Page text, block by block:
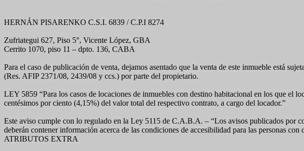
HERNÁN PISARENKO C.S.I. 6839 / C.P.I 8274
Zufriategui 627, Piso 5°, Vicente López, GBA
Cerrito 1070, piso 11 – dpto. 136, CABA
Para el caso de publicación de venta, dejamos asentado que la venta de este inmueble está
(Res. AFIP 2371/08, 2439/08 y ccs.) por parte del propietario.
LEY 5859 “Para los casos de locaciones de inmuebles con destino habitacional en los que el
centésimos por ciento (4,15%) del valor total del respectivo contrato, a cargo del locador.”
Este aviso cumple con lo regulado en la Ley 5115 de C.A.B.A. – “Los avisos publicados por
deberán contener información acerca de las condiciones de accesibilidad para las personas con
ATRIBUTOS EXTRA